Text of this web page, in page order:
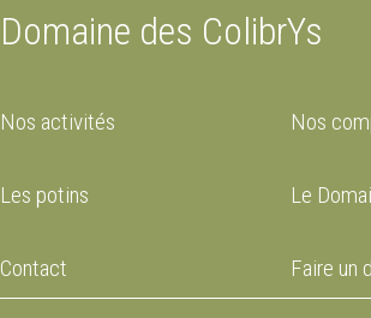
Domaine des ColibrYs
Nos activités Nos
Les potins Le
Contact Faire un